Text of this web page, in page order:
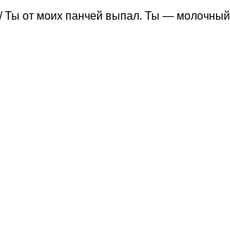
от моих панчей выпал. Ты —